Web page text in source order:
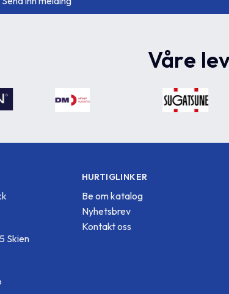
Våre
Skien
HURTIGLINKER
Be om katalog
Nyhetsbrev
Kontakt oss